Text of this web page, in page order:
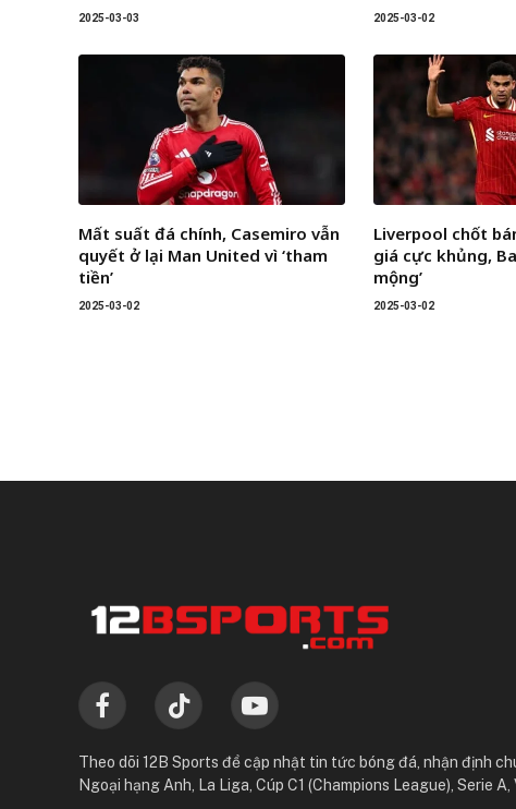
2025-03-03 2025-03-02
Mất suất đá chính, Casemiro vẫn
quyết ở lại Man United vì ‘tham
tiền’
2025-03-02
Liverpool chốt
giá cực khủng,
mộng’
2025-03-02
Facebook TikTok YouTube
Theo dõi 12B Sports để cập nhật tin tức bóng đá, nhận định
Ngoại hạng Anh, La Liga, Cúp C1 (Champions League), Serie